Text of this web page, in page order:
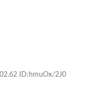
ID:hmuOx/2J0